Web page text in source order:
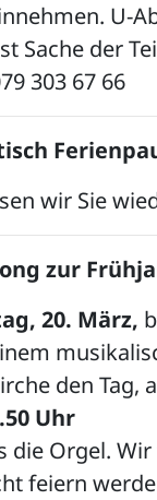
U-
Sache der
303 67 66
wir Sie
zur
20. März,
den Tag,
Uhr
die Orgel.
feiern